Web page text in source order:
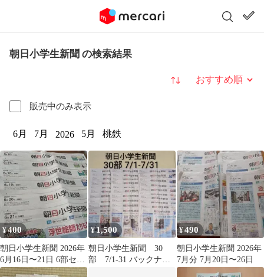
朝日小学生新聞 の検索結果
販売中のみ表示
並び替え
6月 7月 2026 5月 桃鉄
¥400
朝日小学生新聞 2026年
6月16日〜21日 6部セッ
ト
¥1,500
朝日小学生新聞 30
部 7/1-31 バックナン
¥490
朝日小学生新聞 2026年
7月分 7月20日〜26日